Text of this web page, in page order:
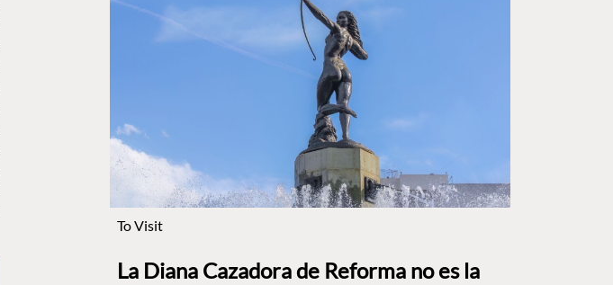
To Visit
La Diana Cazadora de Reforma no es la